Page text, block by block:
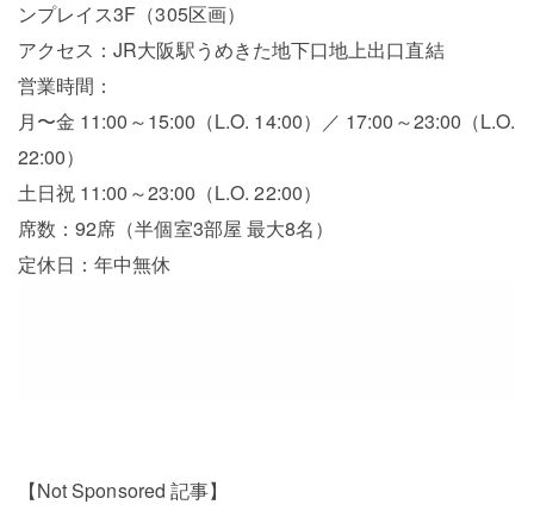
ンプレイス3F（305区画）
アクセス：JR大阪駅うめきた地下口地上出⼝直結
営業時間：
月〜金 11:00～15:00（L.O. 14:00）／ 17:00～23:00（L.O.
22:00）
土日祝 11:00～23:00（L.O. 22:00）
席数：92席（半個室3部屋 最大8名）
定休日：年中無休
【Not Sponsored 記事】